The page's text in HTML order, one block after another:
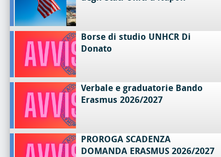
Borse di studio UNHCR Di
Donato
Verbale e graduatorie Bando
Erasmus 2026/2027
PROROGA SCADENZA
DOMANDA ERASMUS 2026/2027